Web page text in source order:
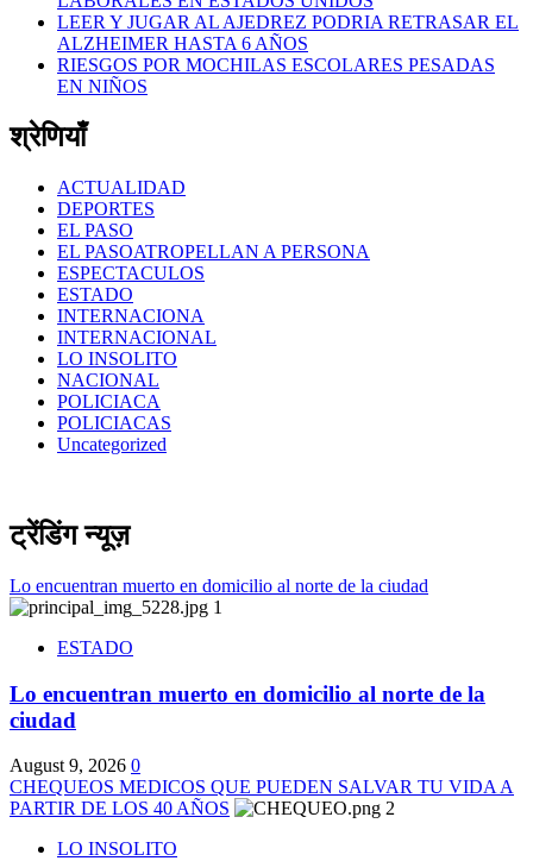
LEER Y JUGAR AL AJEDREZ PODRIA RETRASAR EL
ALZHEIMER HASTA 6 AÑOS
RIESGOS POR MOCHILAS ESCOLARES PESADAS
EN NIÑOS
श्रेणियाँ
ACTUALIDAD
DEPORTES
EL PASO
EL PASOATROPELLAN A PERSONA
ESPECTACULOS
ESTADO
INTERNACIONA
INTERNACIONAL
LO INSOLITO
NACIONAL
POLICIACA
POLICIACAS
Uncategorized
ट्रेंडिंग न्यूज़
Lo encuentran muerto en domicilio al norte de la ciudad
1
ESTADO
Lo encuentran muerto en domicilio al norte de la
ciudad
August 9, 2026 0
CHEQUEOS MEDICOS QUE PUEDEN SALVAR TU VIDA A
PARTIR DE LOS 40 AÑOS
2
LO INSOLITO